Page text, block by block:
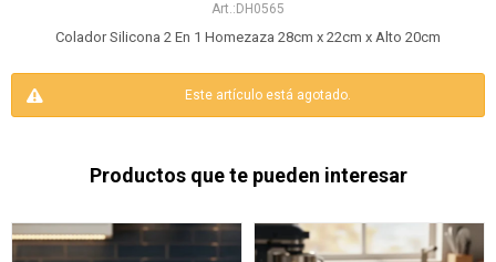
DH0565
Colador Silicona 2 En 1 Homezaza 28cm x 22cm x Alto 20cm
Este artículo está agotado.
Productos que te pueden interesar